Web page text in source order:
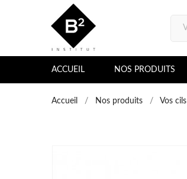
ACCUEIL NOS PRODUITS
Accueil Nos produits Vos cils